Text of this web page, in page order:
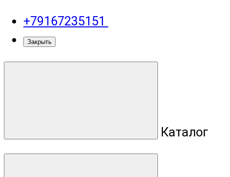
+79167235151
Закрыть
Каталог